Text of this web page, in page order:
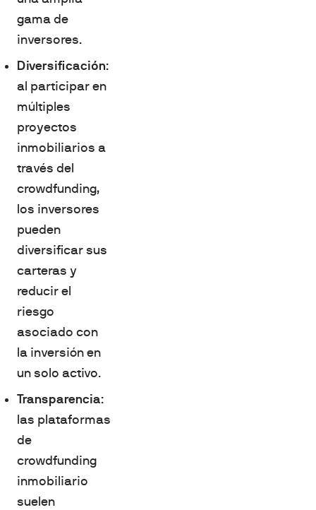
gama de
inversores.
Diversificación:
al participar en
múltiples
proyectos
inmobiliarios a
través del
crowdfunding,
los inversores
pueden
diversificar sus
carteras y
reducir el
riesgo
asociado con
la inversión en
un solo activo.
Transparencia:
las plataformas
de
crowdfunding
inmobiliario
suelen